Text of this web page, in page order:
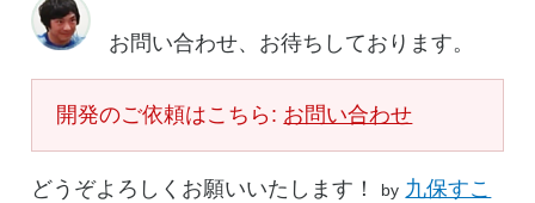
お問い合わせ、お待ちしております。
開発のご依頼はこちら: お問い合わせ
どうぞよろしくお願いいたします！ by 九保すこ